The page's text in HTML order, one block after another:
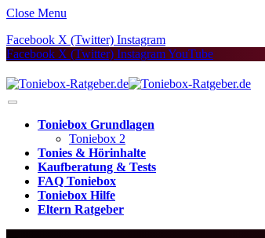
Close Menu
Facebook X (Twitter) Instagram
Facebook X (Twitter) InstagramYouTube
Toniebox Grundlagen
Toniebox 2
Tonies & Hörinhalte
Kaufberatung & Tests
FAQ Toniebox
Toniebox Hilfe
Eltern Ratgeber